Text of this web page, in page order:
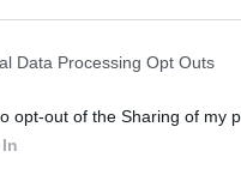
Data Processing Opt Outs
opt-out of the Sharing of my